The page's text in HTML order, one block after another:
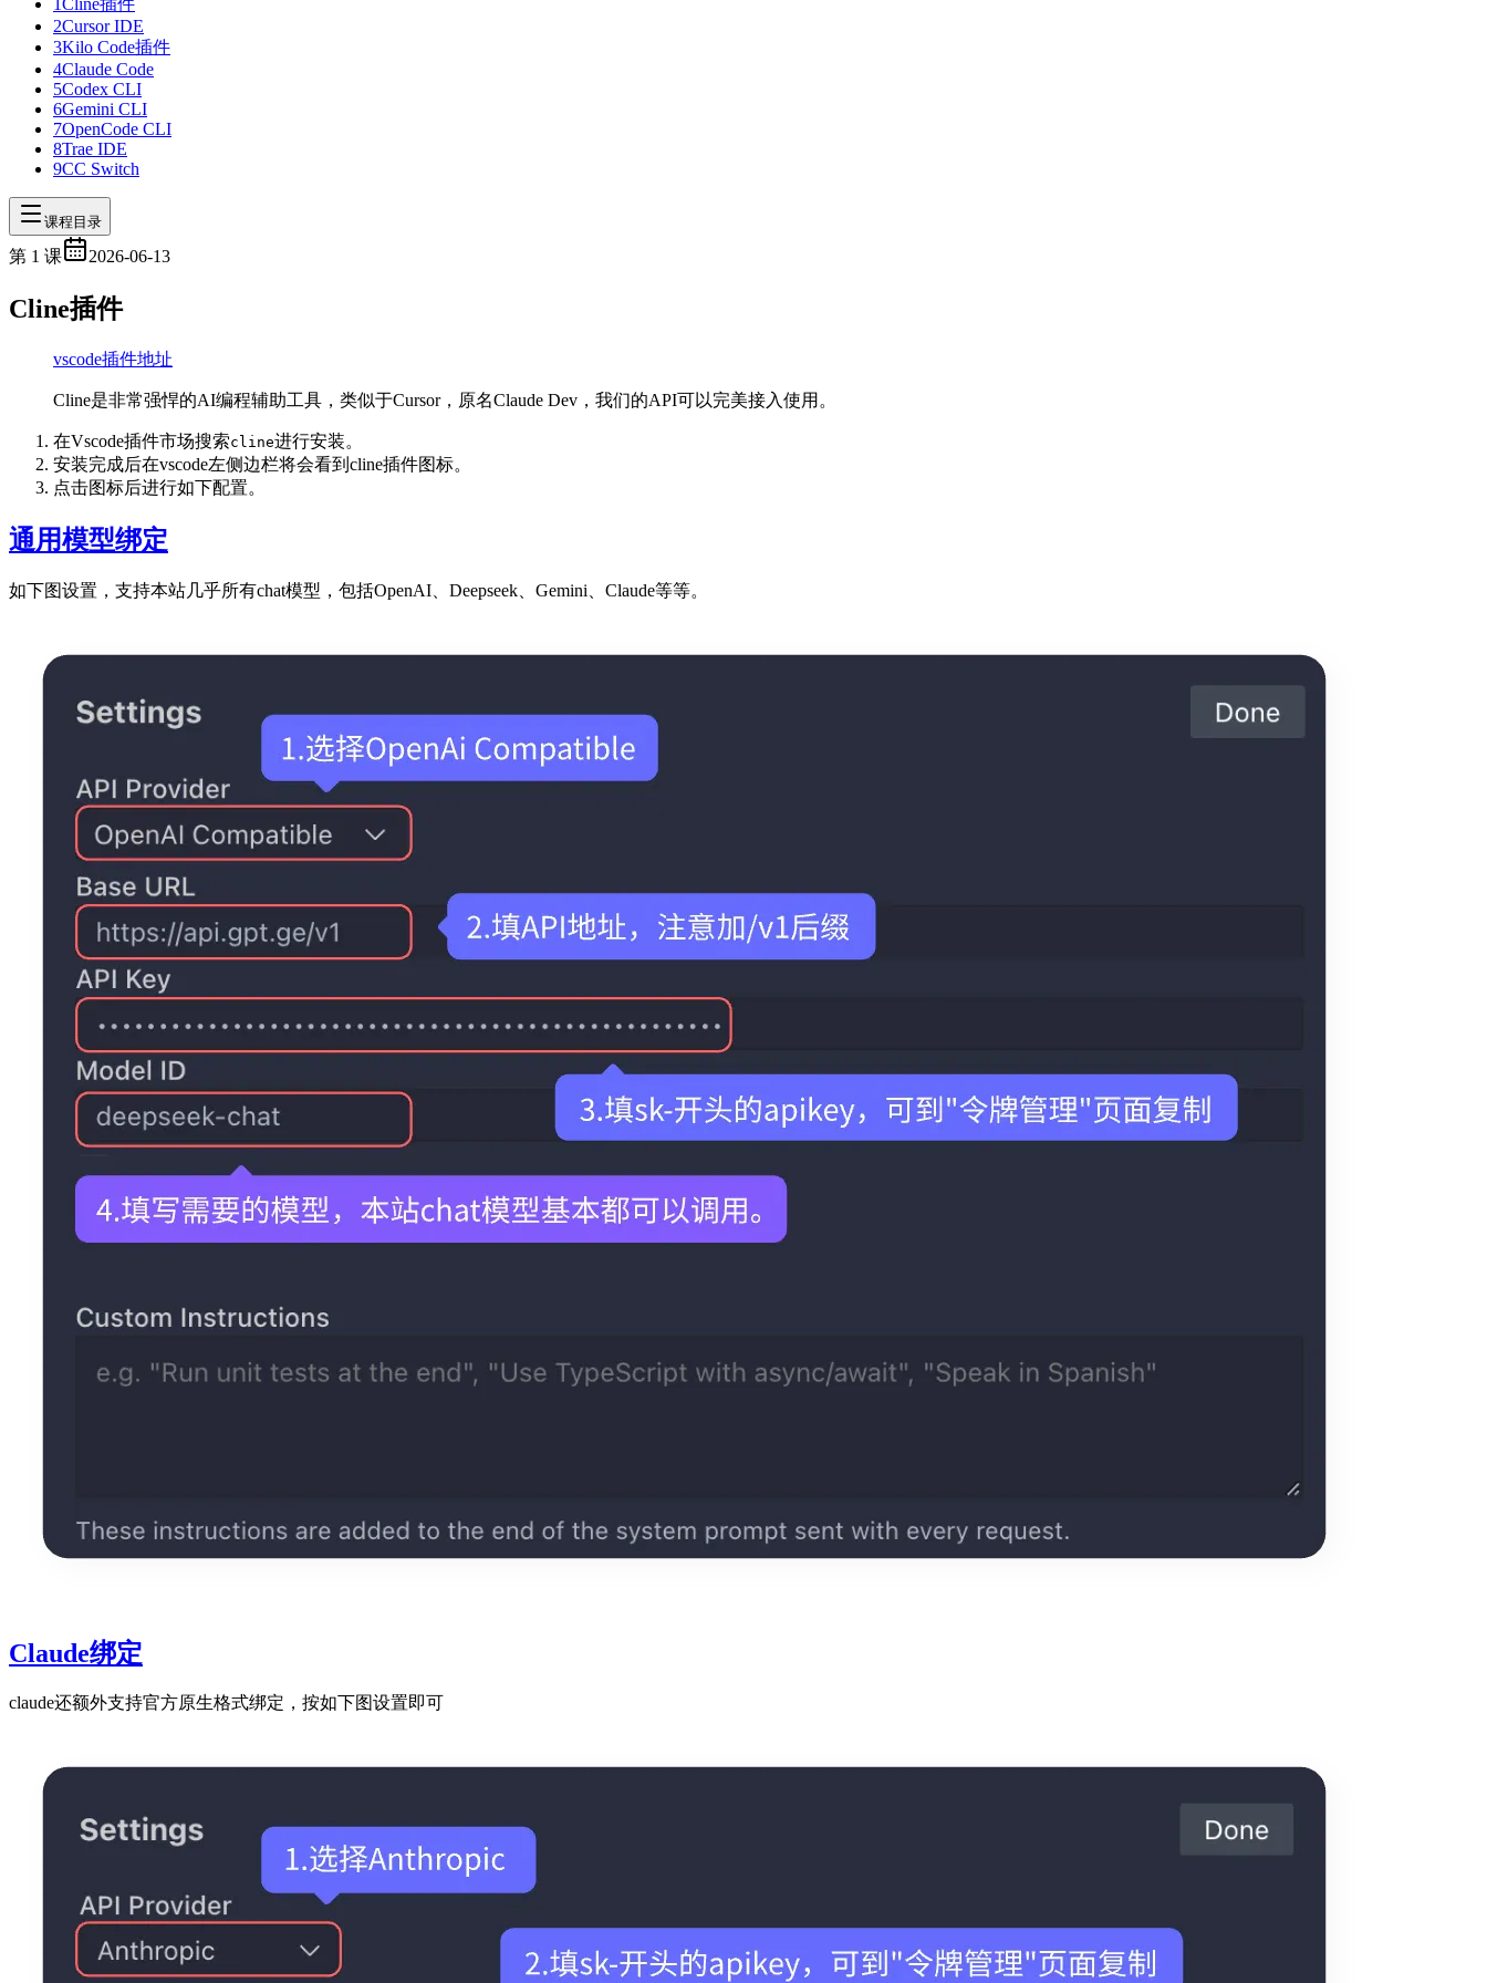
Cline插件
2Cursor IDE
3Kilo Code插件
4Claude Code
5Codex CLI
6Gemini CLI
7OpenCode CLI
8Trae IDE
9CC Switch
课程目录
第 1 课 2026-06-13
Cline插件
vscode插件地址
Cline是非常强悍的AI编程辅助工具，类似于Cursor，原名Claude Dev，我们的API可以完美接入使用。
在Vscode插件市场搜索cline进行安装。
安装完成后在vscode左侧边栏将会看到cline插件图标。
点击图标后进行如下配置。
通用模型绑定
如下图设置，支持本站几乎所有chat模型，包括OpenAI、Deepseek、Gemini、Claude等等。
Claude绑定
claude还额外支持官方原生格式绑定，按如下图设置即可